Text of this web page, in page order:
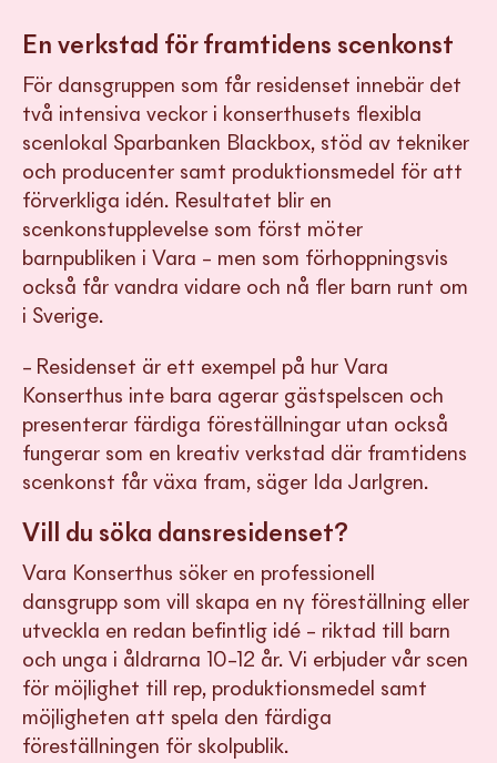
En verkstad för framtidens scenkonst
För dansgruppen som får residenset innebär det
två intensiva veckor i konserthusets flexibla
scenlokal Sparbanken Blackbox, stöd av tekniker
och producenter samt produktionsmedel för att
förverkliga idén. Resultatet blir en
scenkonstupplevelse som först möter
barnpubliken i Vara – men som förhoppningsvis
också får vandra vidare och nå fler barn runt om
i Sverige.
– Residenset är ett exempel på hur Vara
Konserthus inte bara agerar gästspelscen och
presenterar färdiga föreställningar utan också
fungerar som en kreativ verkstad där framtidens
scenkonst får växa fram, säger Ida Jarlgren.
Vill du söka dansresidenset?
Vara Konserthus söker en professionell
dansgrupp som vill skapa en ny föreställning eller
utveckla en redan befintlig idé – riktad till barn
och unga i åldrarna 10–12 år. Vi erbjuder vår scen
för möjlighet till rep, produktionsmedel samt
möjligheten att spela den färdiga
föreställningen för skolpublik.